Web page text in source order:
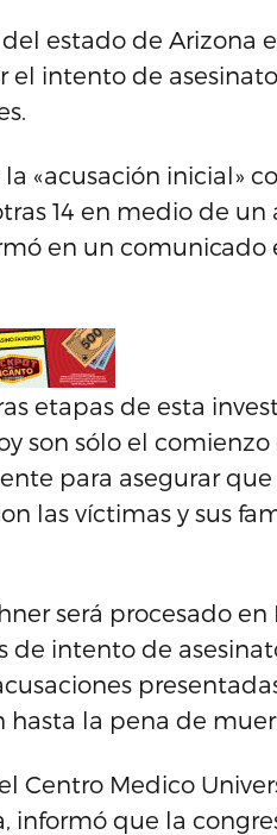
estado de Arizona
el intento de
la «acusación inicial»
14 en medio de
en un comunicado
etapas de esta
son sólo el
para asegurar que
las víctimas y sus
será procesado
de intento de
hasta la pena de
Centro Medico
informó que la